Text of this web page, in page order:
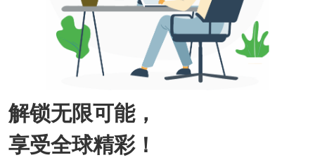
解锁无限可能，
享受全球精彩！